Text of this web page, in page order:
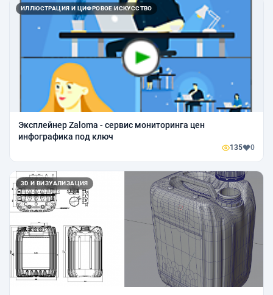
ИЛЛЮСТРАЦИЯ И ЦИФРОВОЕ ИСКУССТВО
Эксплейнер Zaloma - сервис мониторинга цен
инфографика под ключ
135 0
3D И ВИЗУАЛИЗАЦИЯ